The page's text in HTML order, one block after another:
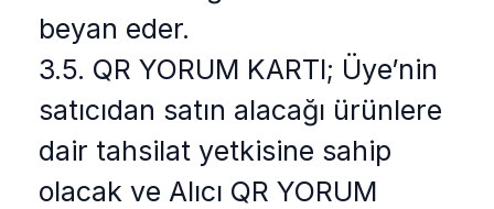
beyan eder.
3.5. QR YORUM KARTI; Üye’nin
satıcıdan satın alacağı ürünlere
dair tahsilat yetkisine sahip
olacak ve Alıcı QR YORUM